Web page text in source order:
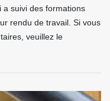
a suivi des formations
rendu de travail. Si vous
veuillez le